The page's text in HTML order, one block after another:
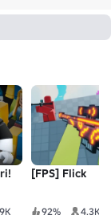
[FPS] Flick
92% 4.3K